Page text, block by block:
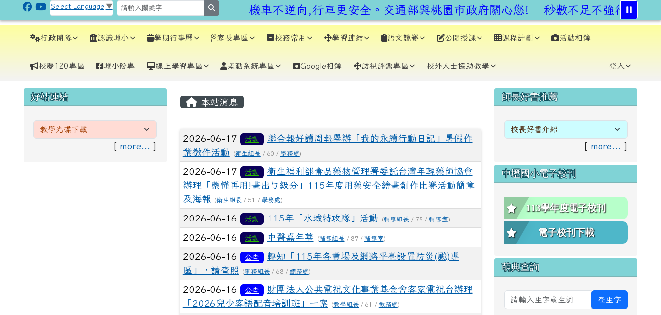
跳至主內容區
CLPS Site
Select Language ▼ 機車不逆向,行車更安全。交通部與桃園市政府關心您! 秒數不足不強行,安全
導覽列行政團隊 認識壢小 學期行事曆 家長專區 校務常用 學習連結 語文競賽 公開授課 課程計劃 活動相簿
校慶120專區 壢小粉專 線上學習專區 差勤系統專區 Google相簿 訪視評鑑專區 校外人士協助教學 登入
左邊區域內容
好站連結
[ more... ]
主內容區域
本站消息
文章列表
2026-06-17 活動
聯合報好讀周報舉辦「我的永續行動日記」暑假作
業徵件活動
(衛生組長 / 60 / 學務處)
2026-06-17 活動
衛生福利部食品藥物管理署委託台灣年輕藥師協會
辦理「藥懂再用!畫出ㄅ級分」115年度用藥安全繪畫創作比賽活動簡章
及海報
(衛生組長 / 51 / 學務處)
2026-06-16 活動 115年「水域特攻隊」活動 (輔導組長 / 75 / 輔導室)
2026-06-16 活動 中醫嘉年華 (輔導組長 / 87 / 輔導室)
2026-06-16 公告
轉知「115年各賣場及網路平臺設置防災(颱)專
區」，請查照
(事務組長 / 68 / 總務處)
2026-06-16 公告
財團法人公共電視文化事業基金會客家電視台辦理
「2026兒少客語配音培訓班」一案
(教學組長 / 61 / 教務處)
右邊區域內容
師長好書推薦
[ more... ]
中壢國小電子校刊
113學年度電子校刊
電子校刊下載
萌典查詢
查生字
頁尾區域